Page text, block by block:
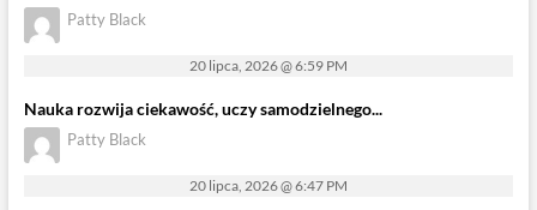
Patty Black
20 lipca, 2026 @ 6:59 PM
Nauka rozwija ciekawość, uczy samodzielnego...
Patty Black
20 lipca, 2026 @ 6:47 PM